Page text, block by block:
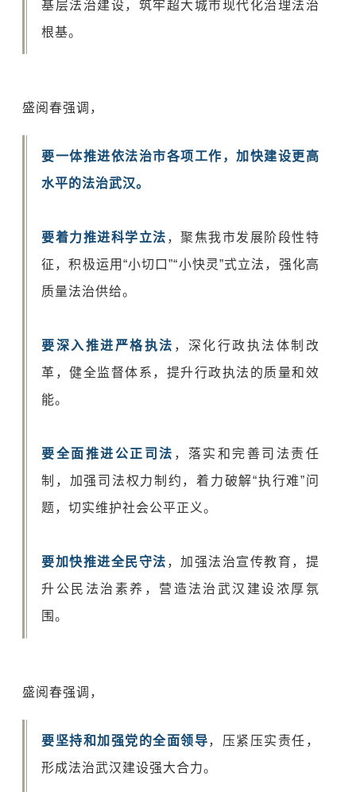
基层法治建设，筑牢超大城市现代化治理法治
根基。
盛阅春强调，
要一体推进依法治市各项工作，加快建设更高
水平的法治武汉。
要着力推进科学立法 ，聚焦我市发展阶段性特
征，积极运用“小切口”“小快灵”式立法，强化高
质量法治供给。
要深入推进严格执法 ，深化行政执法体制改
革，健全监督体系，提升行政执法的质量和效
能。
要全面推进公正司法 ，落实和完善司法责任
制，加强司法权力制约，着力破解“执行难”问
题，切实维护社会公平正义。
要加快推进全民守法 ，加强法治宣传教育，提
升公民法治素养，营造法治武汉建设浓厚氛
围。
盛阅春强调，
要坚持和加强党的全面领导，压紧压实责任，
形成法治武汉建设强大合力。